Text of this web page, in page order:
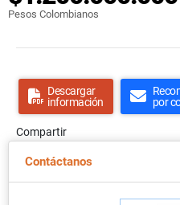
Pesos Colombianos
Descargar
información
por
Compartir
Contáctanos